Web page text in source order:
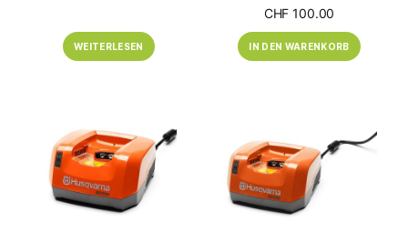
WEITERLESEN
CHF 100.00
IN DEN WARENKORB